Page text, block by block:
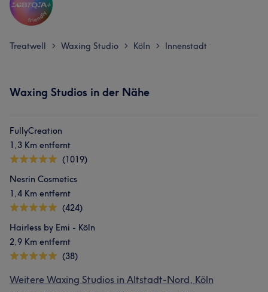
Treatwell > Waxing Studio > Köln > Innenstadt
Waxing Studios in der Nähe
FullyCreation
1,3 Km entfernt
(1019)
Nesrin Cosmetics
1,4 Km entfernt
(424)
Hairless by Emi - Köln
2,9 Km entfernt
(38)
Weitere Waxing Studios in Altstadt-Nord, Köln